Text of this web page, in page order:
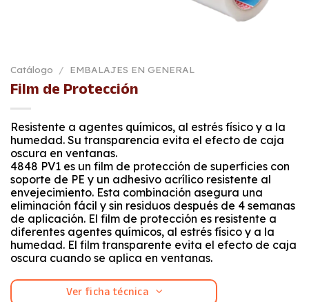
Catálogo / EMBALAJES EN GENERAL
Film de Protección
Resistente a agentes químicos, al estrés físico y a la
humedad. Su transparencia evita el efecto de caja
oscura en ventanas.
4848 PV1 es un film de protección de superficies con
soporte de PE y un adhesivo acrílico resistente al
envejecimiento. Esta combinación asegura una
eliminación fácil y sin residuos después de 4 semanas
de aplicación. El film de protección es resistente a
diferentes agentes químicos, al estrés físico y a la
humedad. El film transparente evita el efecto de caja
oscura cuando se aplica en ventanas.
Ver ficha técnica